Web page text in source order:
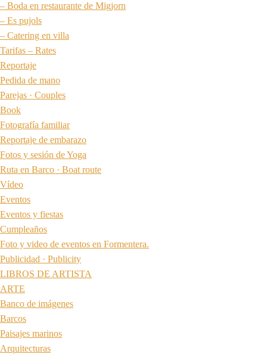
– Boda en restaurante de Migjorn
– Es pujols
– Catering en villa
Tarifas – Rates
Reportaje
Pedida de mano
Parejas · Couples
Book
Fotografía familiar
Reportaje de embarazo
Fotos y sesión de Yoga
Ruta en Barco · Boat route
Vídeo
Eventos
Eventos y fiestas
Cumpleaños
Foto y video de eventos en Formentera.
Publicidad · Publicity
LIBROS DE ARTISTA
ARTE
Banco de imágenes
Barcos
Paisajes marinos
Arquitecturas